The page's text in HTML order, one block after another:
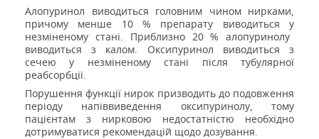
Алопуринол
виводиться головним чином нирками
причому менше 10 % препарату виводитьсяу
незміненому стані Приблизно20 % алопуринолу
виводиться з калом . Оксипуринол виводитьсяз
сечею
у незміненому стані після тубулярної
реабсорбції
Порушення функції нирок призводить до подовження
періоду напіввиведення оксипуринолу, тому
пацієнтам з нирковою недостатністю необхідно
дотримуватися рекомендацій щодо дозування.